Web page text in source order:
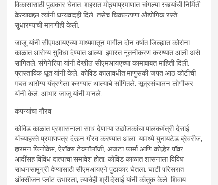
विकासासाठी पुढाकार घेतात. शहरात मोठ्याप्रमाणात चांगल्या रस्त्यांची निर्मिती
केल्याबद्दल त्यांनी धन्यवादही दिले. तसेच चिकलठाणा औद्योगिक रस्ते
सुधारण्याची मागणीही केली.
जाजू यांनी सीएमआयएच्या माध्यमातून मागील दोन वर्षात जिल्ह्यात कोरोना
काळात आरोग्य सुविधा देण्यात आल्या. इमारत नूतनीकरण करण्यात आली असे
सांगितले. संगेनेरिया यांनी देखील सीएमआयएच्या कामाबाबत माहिती दिली.
प्रास्ताविक धूत यांनी केले. कोविड कालावधीत माणुसकी जपत आठ कोटींची
मदत आरोग्य यंत्रणेला करण्यात आल्याचे सांगितले. सूत्रसंचालन लोणीकर
यांनी केले. आभार जाजू यांनी मानले.
कंपन्यांचा गौरव
कोविड काळात प्रशासनाला साथ देणाऱ्या उद्योजकांचा पालकमंत्री देसाई
यांच्याहस्ते प्रमाणपत्र देऊन गौरव करण्यात आला. यामध्ये युनायटेड ब्रेवरीज,
हारमन फिनोकेम, ऐरॉक्स टेक्नॉलॉजी, अजंटा फार्मा आणि कोल्हेर पॉवर
आदींसह विविध दात्यांचा समावेश होता. कोविड काळात शासनाला विविध
साधनसामुग्री देण्यासाठी सीएमआयएने पुढाकार घेतला. घाटी परिसरात
ऑक्सीजन प्लांट उभारला, त्याचेही श्री.देसाई यांनी कौतुक केले. शिवाय